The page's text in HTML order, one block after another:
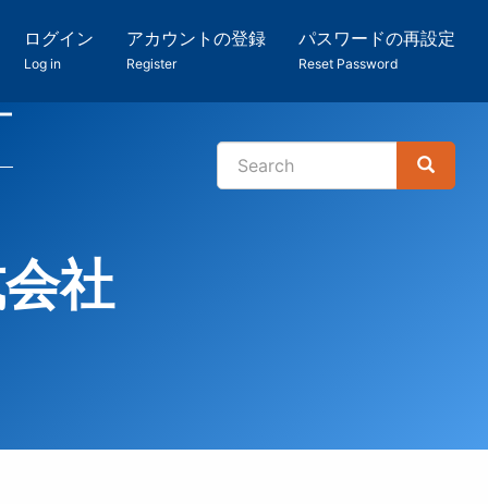
ログイン
Log in
アカウントの登録
Register
パスワードの再設定
Reset Password
検
Search
Search
社